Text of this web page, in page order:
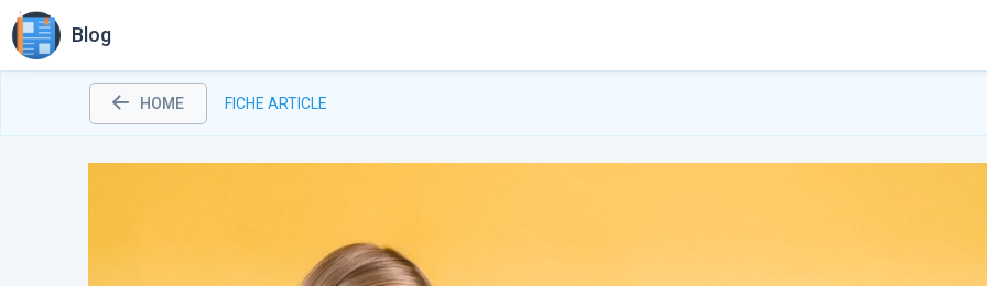
Blog
HOME FICHE ARTICLE